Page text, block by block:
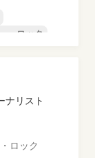
・ロック
ナリスト
ロック